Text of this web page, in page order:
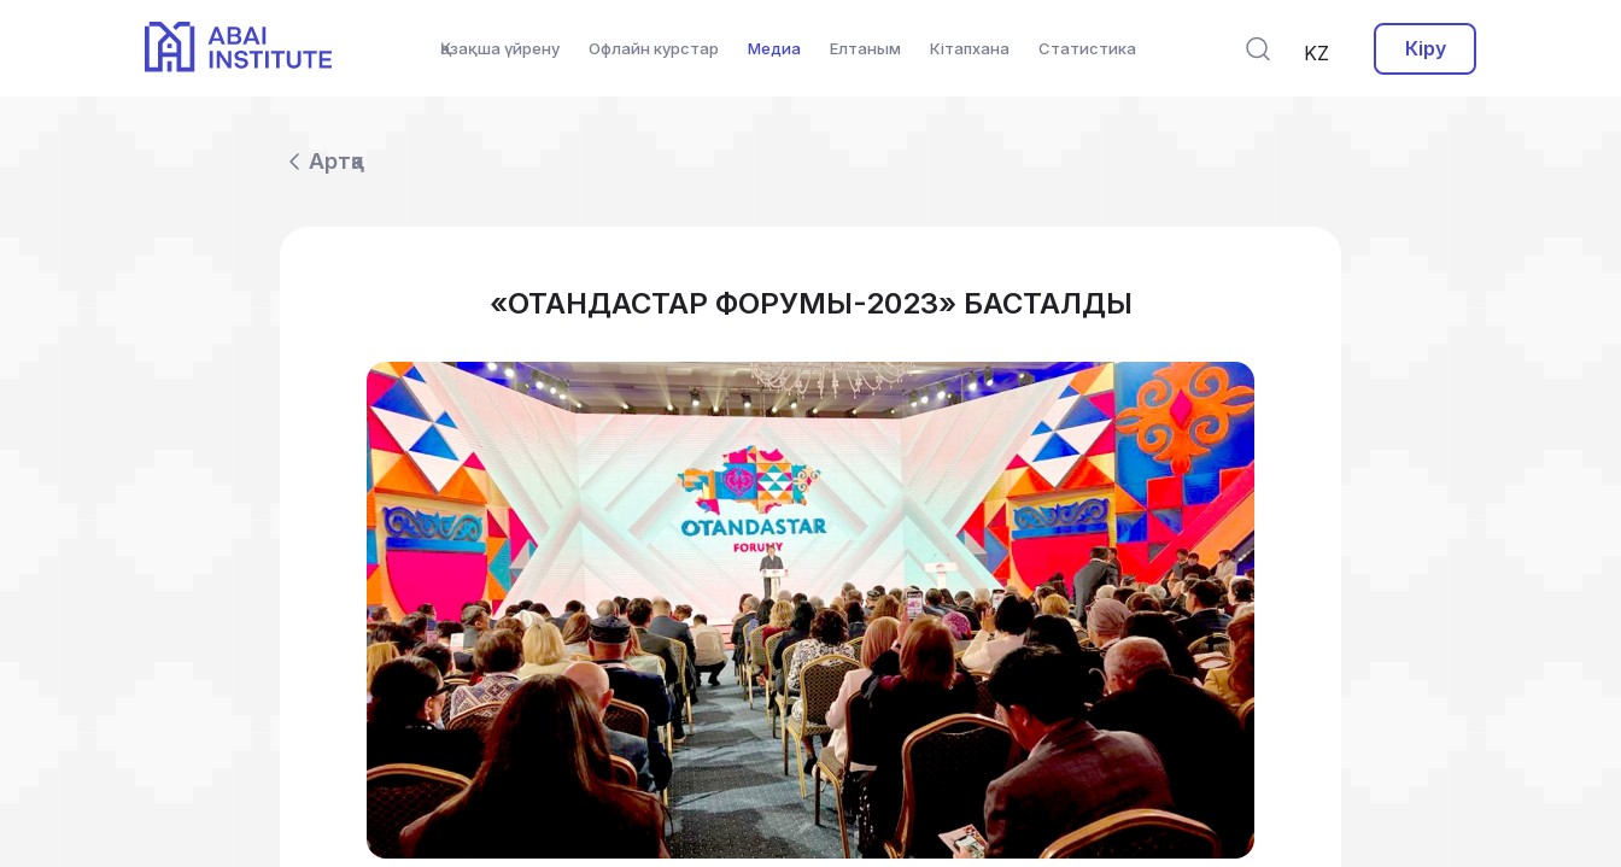
Қазақша үйрену Офлайн курстар Медиа Елтаным Кітапхана Статистика KZ Кіру
Артқа
«ОТАНДАСТАР ФОРУМЫ-2023» БАСТАЛДЫ